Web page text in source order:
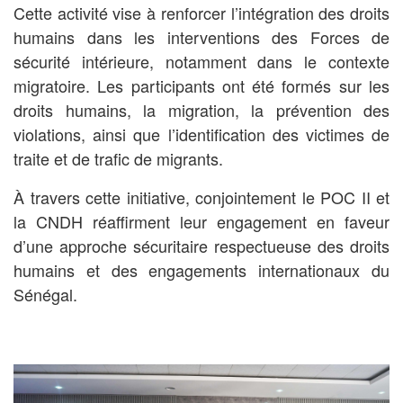
Cette activité vise à renforcer l’intégration des droits
humains dans les interventions des Forces de
sécurité intérieure, notamment dans le contexte
migratoire. Les participants ont été formés sur les
droits humains, la migration, la prévention des
violations, ainsi que l’identification des victimes de
traite et de trafic de migrants.
À travers cette initiative, conjointement le POC II et
la CNDH réaffirment leur engagement en faveur
d’une approche sécuritaire respectueuse des droits
humains et des engagements internationaux du
Sénégal.